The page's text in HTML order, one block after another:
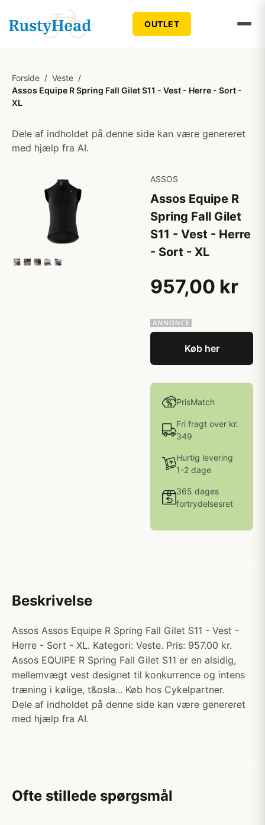
OUTLET
Forside / Veste /
Assos Equipe R Spring Fall Gilet S11 - Vest - Herre - Sort -
XL
Dele af indholdet på denne side kan være genereret
med hjælp fra AI.
ASSOS
Assos Equipe R
Spring Fall Gilet
S11 - Vest - Herre
- Sort - XL
957,00 kr
Køb her
PrisMatch
Fri fragt over kr.
349
Hurtig levering
1-2 dage
365 dages
fortrydelsesret
Beskrivelse
Assos Assos Equipe R Spring Fall Gilet S11 - Vest -
Herre - Sort - XL. Kategori: Veste. Pris: 957.00 kr.
Assos EQUIPE R Spring Fall Gilet S11 er en alsidig,
mellemvægt vest designet til konkurrence og intens
træning i kølige, t&osla... Køb hos Cykelpartner.
Dele af indholdet på denne side kan være genereret
med hjælp fra AI.
Ofte stillede spørgsmål